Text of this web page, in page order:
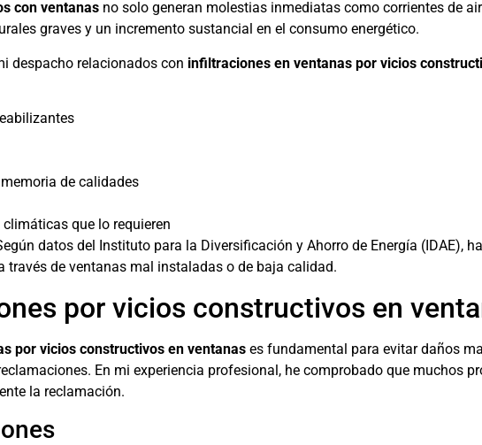
con ventanas no solo generan molestias inmediatas como corrientes de
graves y un incremento sustancial en el consumo energético.
despacho relacionados con infiltraciones en ventanas por vicios
de calidades
que lo requieren
datos del Instituto para la Diversificación y Ahorro de Energía (IDAE),
través de ventanas mal instaladas o de baja calidad.
por vicios constructivos en
por vicios constructivos en ventanas es fundamental para evitar daños
En mi experiencia profesional, he comprobado que muchos
la reclamación.